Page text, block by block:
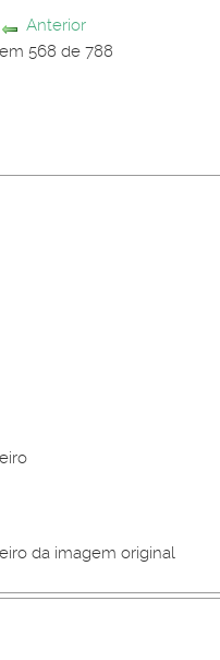
Anterior
568 de 788
da imagem original